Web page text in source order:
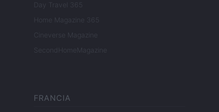
Day Travel 365
Home Magazine 365
Cineverse Magazine
SecondHomeMagazine
FRANCIA